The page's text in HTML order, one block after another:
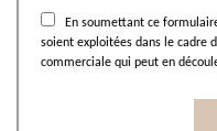
En soumettant ce
soient exploitées dans le cadre
commerciale qui peut en